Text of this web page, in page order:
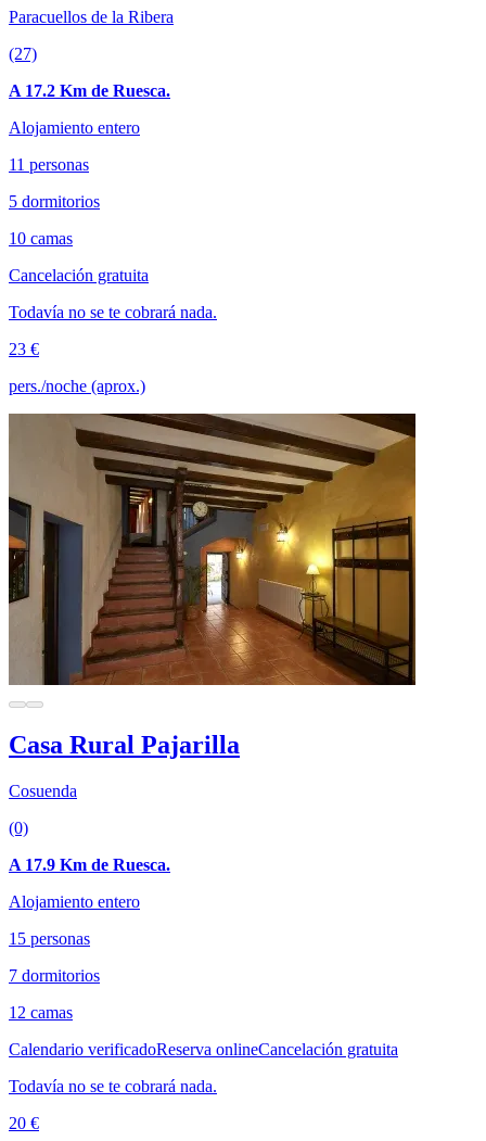
Paracuellos de la Ribera
(27)
A 17.2 Km de Ruesca.
Alojamiento entero
11 personas
5 dormitorios
10 camas
Cancelación gratuita
Todavía no se te cobrará nada.
23 €
pers./noche (aprox.)
Casa Rural Pajarilla
Cosuenda
(0)
A 17.9 Km de Ruesca.
Alojamiento entero
15 personas
7 dormitorios
12 camas
Calendario verificadoReserva onlineCancelación gratuita
Todavía no se te cobrará nada.
20 €